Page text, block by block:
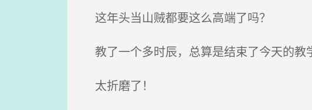
这年头当山贼都要这么高端了吗？
教了一个多时辰，总算是结束了今天的教
太折磨了！